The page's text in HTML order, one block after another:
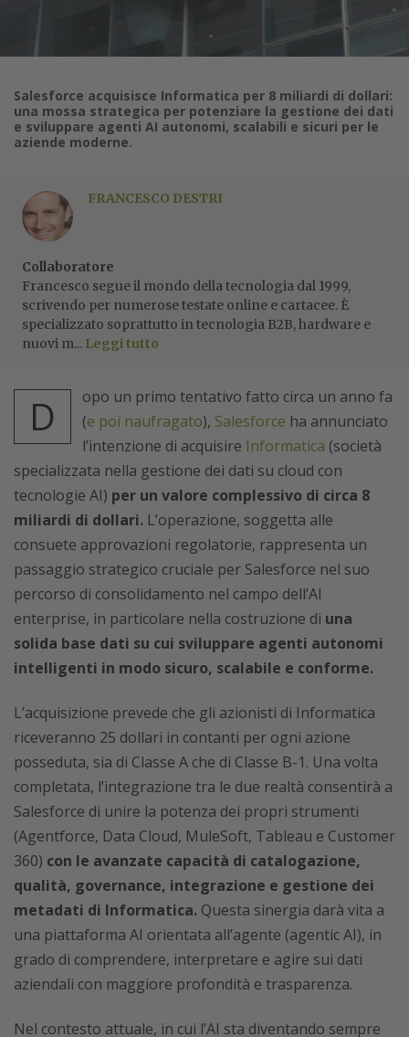
Salesforce acquisisce Informatica per 8 miliardi di dollari:
una mossa strategica per potenziare la gestione dei dati
e sviluppare agenti AI autonomi, scalabili e sicuri per le
aziende moderne.
FRANCESCO DESTRI
Collaboratore
Francesco segue il mondo della tecnologia dal 1999,
scrivendo per numerose testate online e cartacee. È
specializzato soprattutto in tecnologia B2B, hardware e
nuovi m... Leggi tutto
D
opo un primo tentativo fatto circa un anno fa
(e poi naufragato), Salesforce ha annunciato
l’intenzione di acquisire Informatica (società
specializzata nella gestione dei dati su cloud con
tecnologie AI) per un valore complessivo di circa 8
miliardi di dollari. L’operazione, soggetta alle
consuete approvazioni regolatorie, rappresenta un
passaggio strategico cruciale per Salesforce nel suo
percorso di consolidamento nel campo dell’AI
enterprise, in particolare nella costruzione di una
solida base dati su cui sviluppare agenti autonomi
intelligenti in modo sicuro, scalabile e conforme.
L’acquisizione prevede che gli azionisti di Informatica
riceveranno 25 dollari in contanti per ogni azione
posseduta, sia di Classe A che di Classe B-1. Una volta
completata, l’integrazione tra le due realtà consentirà a
Salesforce di unire la potenza dei propri strumenti
(Agentforce, Data Cloud, MuleSoft, Tableau e Customer
360) con le avanzate capacità di catalogazione,
qualità, governance, integrazione e gestione dei
metadati di Informatica. Questa sinergia darà vita a
una piattaforma AI orientata all’agente (agentic AI), in
grado di comprendere, interpretare e agire sui dati
aziendali con maggiore profondità e trasparenza.
Nel contesto attuale, in cui l’AI sta diventando sempre